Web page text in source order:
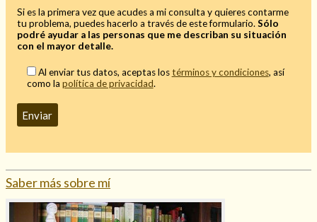
Tu consulta al tarot
Amarres (145)
Cómo recuperar a mi ex
Endulzamiento
Oraciones(3)
Tarot online(372)
Si es la primera vez que acudes a mi consulta y quieres contarme
tu problema, puedes hacerlo a través de este formulario.Sólo
podré ayudar a las personas que me describan su situación
con el mayor detalle.
Al enviar tus datos, aceptas lostérminos y condiciones, así
como la política de privacidad.
Saber más sobre mí